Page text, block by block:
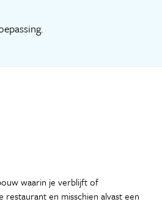
waarin je verblijft of
en misschien alvast een